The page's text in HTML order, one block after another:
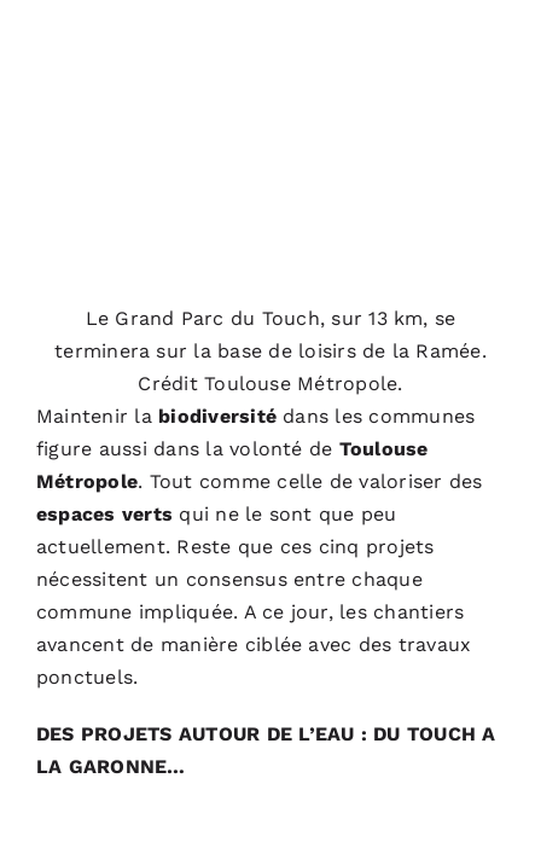
Le Grand Parc du Touch, sur 13 km, se
terminera sur la base de loisirs de la Ramée.
Crédit Toulouse Métropole.
Maintenir la biodiversité dans les communes
figure aussi dans la volonté de Toulouse
Métropole. Tout comme celle de valoriser des
espaces verts qui ne le sont que peu
actuellement. Reste que ces cinq projets
nécessitent un consensus entre chaque
commune impliquée. A ce jour, les chantiers
avancent de manière ciblée avec des travaux
ponctuels.
DES PROJETS AUTOUR DE L’EAU : DU TOUCH A
LA GARONNE…